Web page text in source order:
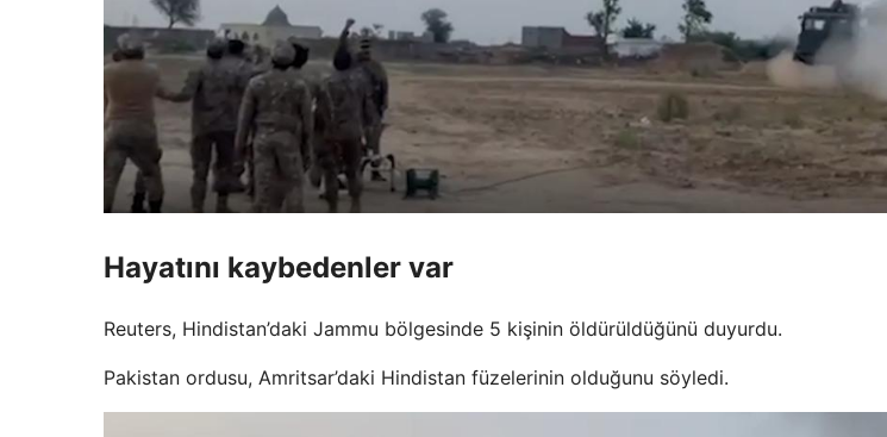
Hayatını kaybedenler var
Reuters, Hindistan’daki Jammu bölgesinde 5 kişinin öldürüldüğünü duyurdu.
Pakistan ordusu, Amritsar’daki Hindistan füzelerinin olduğunu söyledi.